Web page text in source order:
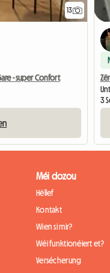
13
- super Confort
3
Méi dozou
Hëllef
Kontakt
Wien si mir?
Wéi funktionéiert et?
Versécherung